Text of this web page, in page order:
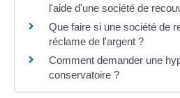
l'aide d'une société de
Que faire si une société de
réclame de l'argent ?
Comment demander une
conservatoire ?